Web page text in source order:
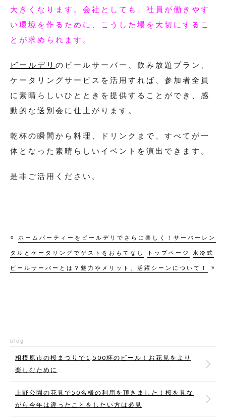
大きくなります。会社としても、社員が働きやす
い環境を作るために、こうした場を大切にするこ
とが求められます。
ビールデリ のビールサーバー、飲み放題プラン、
ケータリングサービスを活用すれば、参加者全員
に素晴らしいひとときを提供することができ、感
動的な送別会に仕上がります。
乾杯の瞬間から料理、ドリンクまで、すべてが一
体となった素晴らしいイベントを演出できます。
是非ご活用ください。
« ホームパーティーをビールデリでさらに楽しく！サーバーレン
タルとケータリングでゲストをおもてなし トップページ 氷冷式
ビールサーバーとは？魅力やメリット、活躍シーンについて！ »
blog:
相模原市の桜まつりで1,500杯のビール！お花見をより
楽しむために
上野公園の花見で50名様の利用を頂きました！桜を見な
がら今年は違ったことをしたい方は必見